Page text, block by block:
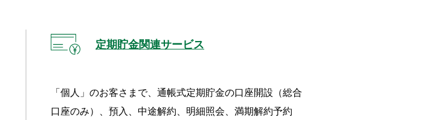
定期貯金関連サービス
「個人」のお客さまで、通帳式定期貯金の口座開設（総合
口座のみ）、預入、中途解約、明細照会、満期解約予約